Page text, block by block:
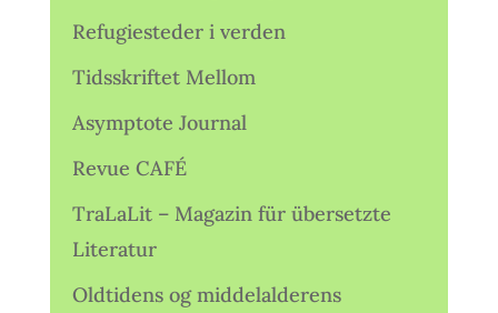
Refugiesteder i verden
Tidsskriftet Mellom
Asymptote Journal
Revue CAFÉ
TraLaLit – Magazin für übersetzte
Literatur
Oldtidens og middelalderens